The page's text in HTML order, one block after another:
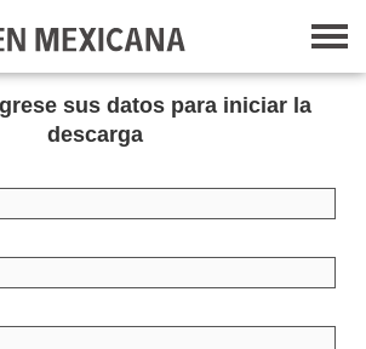
sus datos para iniciar la
descarga